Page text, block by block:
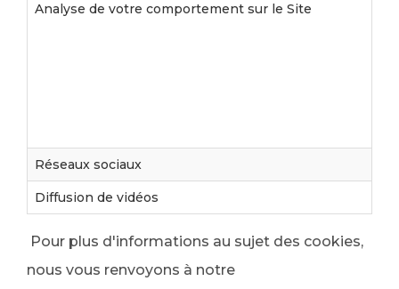
Analyse de votre comportement sur le Site
Réseaux sociaux
Diffusion de vidéos
Pour plus d'informations au sujet des cookies,
nous vous renvoyons à notre